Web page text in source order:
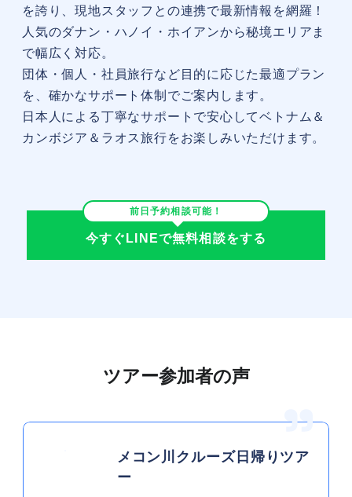
を誇り、現地スタッフとの連携で最新情報を網羅！
人気のダナン・ハノイ・ホイアンから秘境エリアま
で幅広く対応。
団体・個人・社員旅行など目的に応じた最適プラン
を、確かなサポート体制でご案内します。
日本人による丁寧なサポートで安心してベトナム＆
カンボジア＆ラオス旅行をお楽しみいただけます。
前日予約相談可能！
今すぐLINEで無料相談をする
ツアー参加者の声
メコン川クルーズ日帰りツア
ー